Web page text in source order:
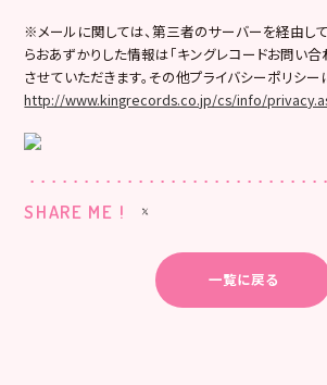
※メールに関しては、第三者のサーバーを経由し
らおあずかりした情報は「キングレコードお問い
させていただきます。その他プライバシーポリシ
http://www.kingrecords.co.jp/cs/info/
SHARE ME !
一覧に戻る